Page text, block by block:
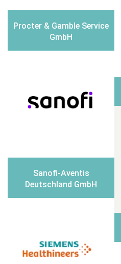
Procter & Gamble Service
GmbH
Sanofi-Aventis
Deutschland GmbH